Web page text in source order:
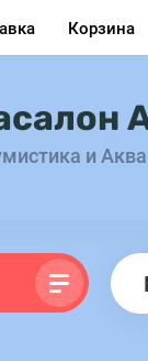
Корзина
и